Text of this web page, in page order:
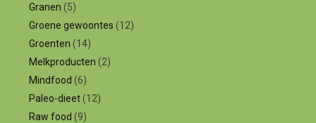
Granen (5)
Groene gewoontes (12)
Groenten (14)
Melkproducten (2)
Mindfood (6)
Paleo-dieet(12)
Raw food (9)